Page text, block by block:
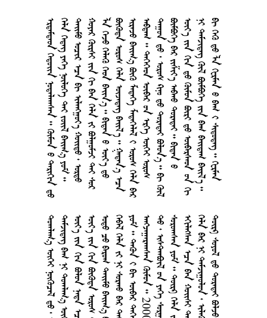
                                                                                
         